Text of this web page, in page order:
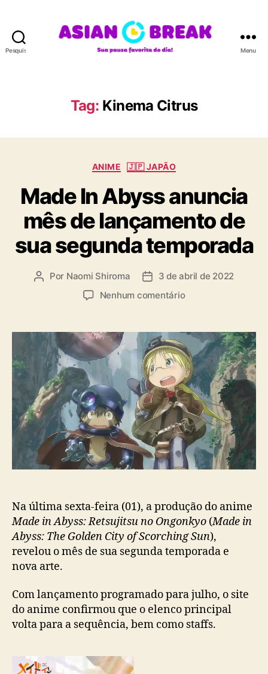
Pesquisar
A
N
R
A
Menu
Tag: Kinema Citrus
C
t
e
g
o
r
i
ANIME 🇯🇵 JAPÃO
Made In Abyss anuncia
mês de lançamento de
sua segunda temporada
A
r
d
o
s
t
Por Naomi Shiroma
D
d
e
p
u
b
l
i
c
a
ç
ã
3 de abril de 2022
Nenhum comentárioe
a
d
e
I
n
A
b
y
s
s
a
n
c
i
a
m
d
e
l
Na última sexta-feira (01), a produção do anime
Made in Abyss: Retsujitsu no Ongonkyo (Made in
Abyss: The Golden City of Scorching Sun),
revelou o mês de sua segunda temporada e
nova arte.
Com lançamento programado para julho, o site
do anime confirmou que o elenco principal
volta para a sequência, bem como staffs.